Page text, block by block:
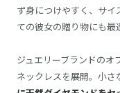
ず身につけやすく、サイ
ての彼女の贈り物にも最
ジュエリーブランドのオ
ネックレスを展開。小さ